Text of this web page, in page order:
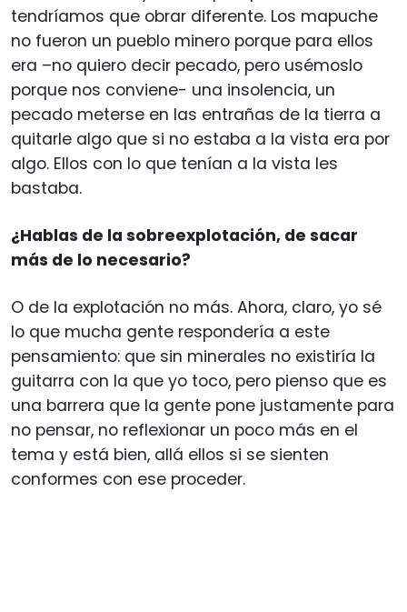
tendríamos que obrar diferente. Los mapuche
no fueron un pueblo minero porque para ellos
era –no quiero decir pecado, pero usémoslo
porque nos conviene- una insolencia, un
pecado meterse en las entrañas de la tierra a
quitarle algo que si no estaba a la vista era por
algo. Ellos con lo que tenían a la vista les
bastaba.
¿Hablas de la sobreexplotación, de sacar
más de lo necesario?
O de la explotación no más. Ahora, claro, yo sé
lo que mucha gente respondería a este
pensamiento: que sin minerales no existiría la
guitarra con la que yo toco, pero pienso que es
una barrera que la gente pone justamente para
no pensar, no reflexionar un poco más en el
tema y está bien, allá ellos si se sienten
conformes con ese proceder.